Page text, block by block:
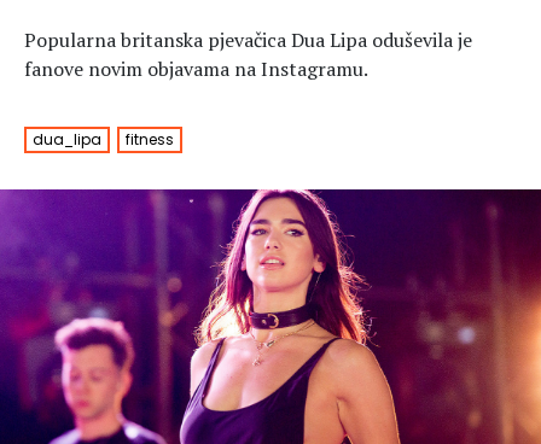
Ostalo
Nutricionizam
Recepti
Tablica kalorija
ZDRAVLJE
Um i tijelo
Lifestyle
Trudnice
Bodybuilding
Fitness
Ishrana
Zdravlje
Hedonizam
MAGAZIN
Njega nje
Njega njega
Šminka
Tehnologija
KALORIJE
Popularna britanska pjevačica Dua Lipa oduševila je
fanove novim objavama na Instagramu.
dua_lipa fitness